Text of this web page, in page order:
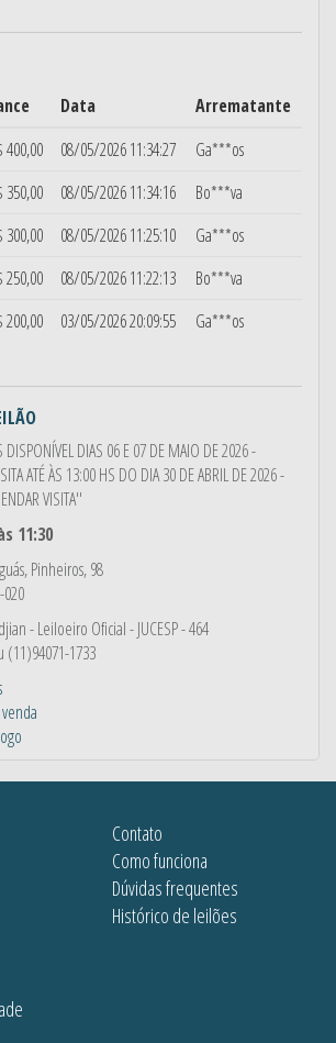
Data
Arrematante
400,00 08/05/2026 11:34:27
Ga***os
350,00 08/05/2026 11:34:16
Bo***va
300,00 08/05/2026 11:25:10
Ga***os
250,00 08/05/2026 11:22:13
Bo***va
200,00 03/05/2026 20:09:55 Ga***os
DISPONÍVEL DIAS 06 E 07 DE MAIO DE 2026 -
ATÉ ÀS 13:00 HS DO DIA 30 DE ABRIL DE 2026 -
VISITA''
11:30
Pinheiros, 98
020
- Leiloeiro Oficial - JUCESP - 464
(11)94071-1733
Contato
Como funciona
Dúvidas frequentes
Histórico de leilões